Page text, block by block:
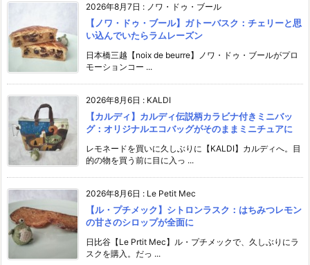
2026年8月7日 : ノワ・ドゥ・ブール
【ノワ・ドゥ・ブール】ガトーバスク：チェリーと思
い込んでいたらラムレーズン
日本橋三越【noix de beurre】ノワ・ドゥ・ブールがプロ
モーションコー ...
2026年8月6日 : KALDI
【カルディ】カルディ伝説柄カラビナ付きミニバッ
グ：オリジナルエコバッグがそのままミニチュアに
レモネードを買いに久しぶりに【KALDI】カルディへ。目
的の物を買う前に目に入っ ...
2026年8月6日 : Le Petit Mec
【ル・プチメック】シトロンラスク：はちみつレモン
の甘さのシロップが全面に
日比谷【Le Prtit Mec】ル・プチメックで、久しぶりにラ
スクを購入。だっ ...